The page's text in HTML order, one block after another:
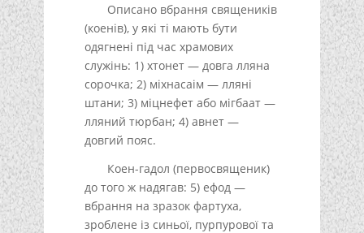
Описано вбрання священиків
(коенів), у які ті мають бути
одягнені під час храмових
служінь: 1) хтонет — довга лляна
сорочка; 2) міхнасаім — лляні
штани; 3) міцнефет або мігбаат —
лляний тюрбан; 4) авнет —
довгий пояс.
Коен-гадол (первосвященик)
до того ж надягав: 5) ефод —
вбрання на зразок фартуха,
зроблене із синьої, пурпурової та